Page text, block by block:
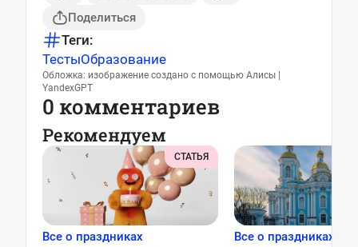
Поделиться
Теги:
ТестыОбразование
Обложка: изображение создано с помощью Алисы |
YandexGPT
0 комментариев
Рекомендуем
СТАТЬЯ
Все о праздниках Все о праздниках